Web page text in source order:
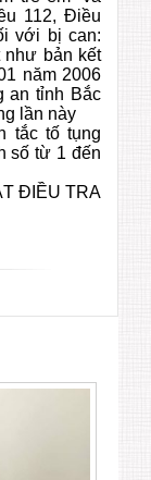
112, Điều
với bị can:
bản kết
năm 2006
an tỉnh Bắc
lần này
tắc tố tụng
từ 1 đến
ĐIỀU TRA